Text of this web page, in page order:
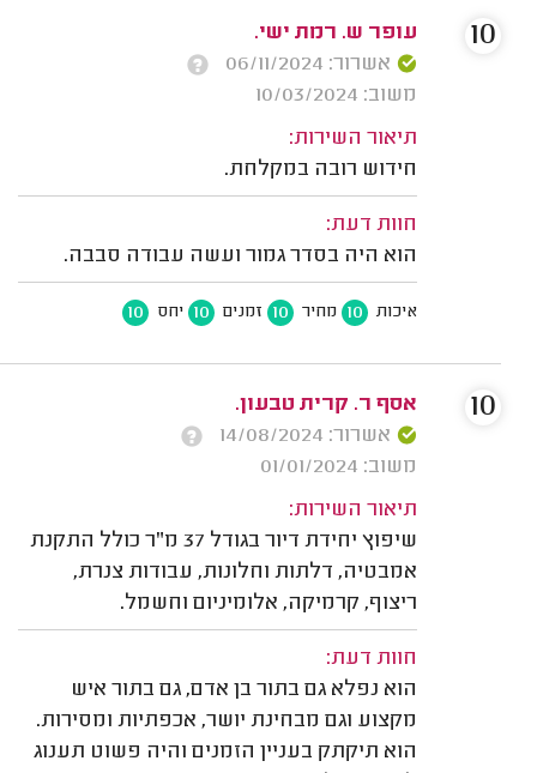
עופר ש. רמת ישי.
אשרור: 06/11/2024
משוב: 10/03/2024
תיאור השירות:
חידוש רובה במקלחת.
חוות דעת:
הוא היה בסדר גמור ועשה עבודה סבבה.
איכות 10 מחיר 10 זמנים 10 יחס 10
10
אסף ר. קרית טבעון.
אשרור: 14/08/2024
משוב: 01/01/2024
תיאור השירות:
שיפוץ יחידת דיור בגודל 37 מ"ר כולל התקנת
אמבטיה, דלתות וחלונות, עבודות צנרת,
ריצוף, קרמיקה, אלומיניום וחשמל.
חוות דעת:
הוא נפלא גם בתור בן אדם, גם בתור איש
מקצוע וגם מבחינת יושר, אכפתיות ומסירות.
הוא תיקתק בעניין הזמנים והיה פשוט תענוג
10